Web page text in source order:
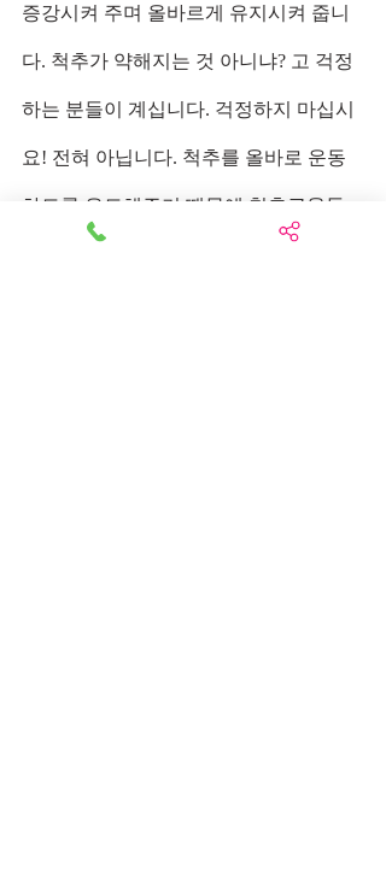
증강시켜 주며 올바르게 유지시켜 줍니
다. 척추가 약해지는 것 아니냐? 고 걱정
하는 분들이 계십니다. 걱정하지 마십시
요! 전혀 아닙니다. 척추를 올바로 운동
하도록 유도해주기 때문에 척추근육들